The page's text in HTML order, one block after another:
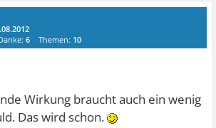
6 Themen: 10
Wirkung braucht auch ein wenig
Das wird schon.